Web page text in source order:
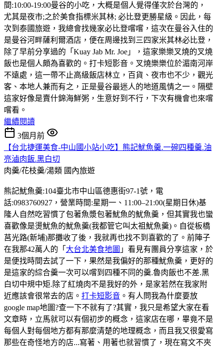
間:10:00-19:00曼谷的小吃，大概是個人覺得僅次於台灣的，
尤其是夜市;之於美食指標米其林; 必比登更勝星級。因此，每
次到泰國旅遊，我總會找幾家必比登嚐嚐，這次在曼谷入住的
是曼谷河畔薩利爾酒店，便在周邊找到三四家米其林必比登，
除了早前分享過的「Kuay Jab Mr. Joe」，這家樂樂叉燒的叉燒
飯也是個人頗為喜歡的。打卡短影音。叉燒樂樂位於湄南河岸
不遠處，這一帶不止高級飯店林立，百貨、夜市也不少，觀光
客、本地人兼而有之，正是曼谷最迷人的地道風情之一。隔壁
這家好像是賣什錦海鮮粥，生意好到不行，下次有機會也來嚐
嚐看。
繼續閱讀
3個月前
【台北捷運美食-中山國小站小吃】熊記魷魚羹.一碗四種羹.油
亮滷肉飯.黑白切
肉羹/花枝羹/湯類 國內旅遊
熊記魷魚羹:104臺北市中山區德惠街97-1號，電
話:0983760927，營業時間:星期一、11:00–21:00(星期日休)基
隆人自然吃習慣了包著魚漿包著魷魚的魷魚羹，但其實我也蠻
喜歡像是燙魷魚的魷魚羹(我都管它叫太祖魷魚羹)。自從板橋
莒光路(新埔)那攤收了後，我就再也找不到喜歡的了。前陣子
在我那42萬人的「 大台北美食地圖 」看見有團員分享這家，於
是便找時間去試了一下，果然是我偏好的那種魷魚羹，更好的
是這家的綜合羹一次可以嚐到四種不同的羹.魯肉飯也不差.黑
白切中規中矩.除了紅燒肉不是我好的外，是家若然在我家附
近應該會很常去的店。 打卡短影音 。有人問我為什麼要放
google map地圖?查一下不就有了?其實，我只是希望大家在看
文章時，立馬就可以有個初步的概念，這家店在哪，畢竟不是
每個人對每個地方都有那麼清楚的地理概念，而且我又很愛寫
那些在奇怪地方的店...寫著、用著也就習慣了，現在寫文不夾